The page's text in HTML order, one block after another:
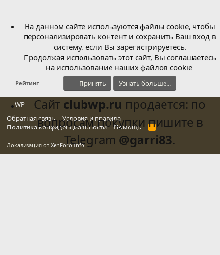
Рейтинг
WP
Обратная связь
Условия и правила
Политика конфиденциальности
Помощь
R
S
Локализация от XenForo.Info
На данном сайте используются файлы cookie, чтобы
персонализировать контент и сохранить Ваш вход в
систему, если Вы зарегистрируетесь.
Продолжая использовать этот сайт, Вы соглашаетесь
на использование наших файлов cookie.
Принять Узнать больше...
Сайт clubwp.ru продается: по
вопросам покупки пишите в
Telegram @garri83.